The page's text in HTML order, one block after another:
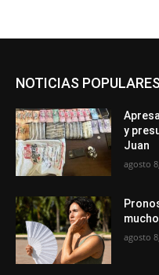
NOTICIAS POPULARES
y
Juan
agosto
agosto